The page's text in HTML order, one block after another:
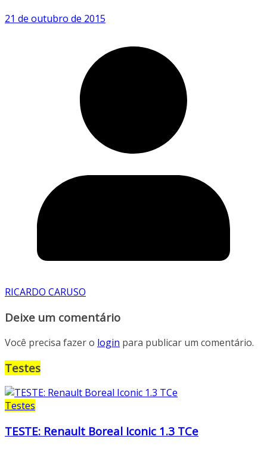
21 de outubro de 2015
RICARDO CARUSO
Deixe um comentário
Você precisa fazer o login para publicar um comentário.
Testes
Testes
TESTE: Renault Boreal Iconic 1.3 TCe